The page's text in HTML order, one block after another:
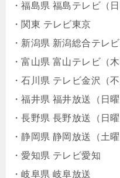
・福島県 福島テレビ（
・関東 テレビ東京
・新潟県 新潟総合テレ
・富山県 富山テレビ（
・石川県 テレビ金沢（
・福井県 福井放送（日
・長野県 長野放送（日
・静岡県 静岡放送（土
・愛知県 テレビ愛知
・岐阜県 岐阜放送